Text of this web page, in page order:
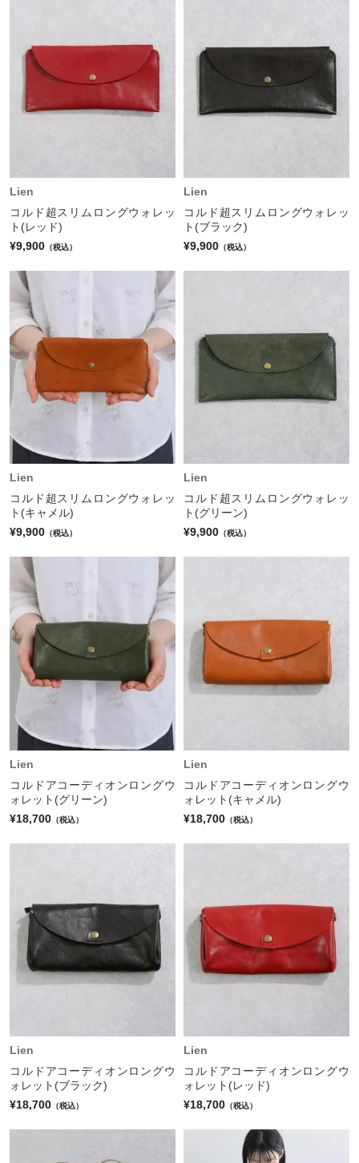
Lien
コルド超スリムロングウォレッ
ト(レッド)
¥9,900 （税込）
Lien
コルド超スリムロングウォレッ
ト(ブラック)
¥9,900 （税込）
Lien
コルド超スリムロングウォレッ
ト(キャメル)
¥9,900 （税込）
Lien
コルド超スリムロングウォレッ
ト(グリーン)
¥9,900 （税込）
Lien
コルドアコーディオンロングウ
ォレット(グリーン)
¥18,700 （税込）
Lien
コルドアコーディオンロングウ
ォレット(キャメル)
¥18,700 （税込）
Lien
コルドアコーディオンロングウ
ォレット(ブラック)
¥18,700 （税込）
Lien
コルドアコーディオンロングウ
ォレット(レッド)
¥18,700 （税込）